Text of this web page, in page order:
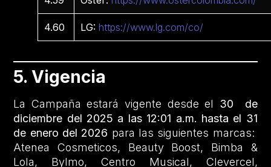
4.60 LG: https://www.lg.com/co/
5. Vigencia
La Campaña estará vigente desde el 30 de
diciembre del 2025 a las 12:01 a.m. hasta el 31
de enero del 2026 para las siguientes marcas:
Atenea Cosmeticos, Beauty Boost, Bimba &
Lola, Bylmo, Centro Musical, Clevercel,